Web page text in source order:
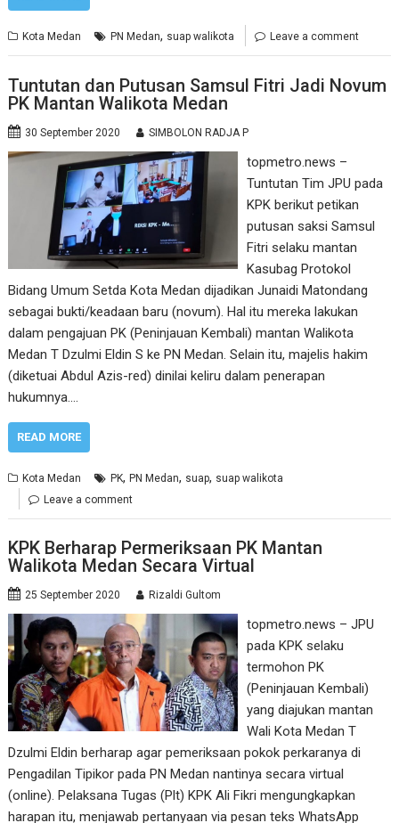
Kota Medan PN Medan, suap walikota Leave a comment
Tuntutan dan Putusan Samsul Fitri Jadi Novum
PK Mantan Walikota Medan
30 September 2020 SIMBOLON RADJA P
topmetro.news –
Tuntutan Tim JPU pada
KPK berikut petikan
putusan saksi Samsul
Fitri selaku mantan
Kasubag Protokol
Bidang Umum Setda Kota Medan dijadikan Junaidi Matondang
sebagai bukti/keadaan baru (novum). Hal itu mereka lakukan
dalam pengajuan PK (Peninjauan Kembali) mantan Walikota
Medan T Dzulmi Eldin S ke PN Medan. Selain itu, majelis hakim
(diketuai Abdul Azis-red) dinilai keliru dalam penerapan
hukumnya.…
READ MORE
Kota Medan PK,PN Medan, suap, suap walikota
Leave a comment
KPK Berharap Permeriksaan PK Mantan
Walikota Medan Secara Virtual
25 September 2020 Rizaldi Gultom
topmetro.news – JPU
pada KPK selaku
termohon PK
(Peninjauan Kembali)
yang diajukan mantan
Wali Kota Medan T
Dzulmi Eldin berharap agar pemeriksaan pokok perkaranya di
Pengadilan Tipikor pada PN Medan nantinya secara virtual
(online). Pelaksana Tugas (Plt) KPK Ali Fikri mengungkapkan
harapan itu, menjawab pertanyaan via pesan teks WhatsApp